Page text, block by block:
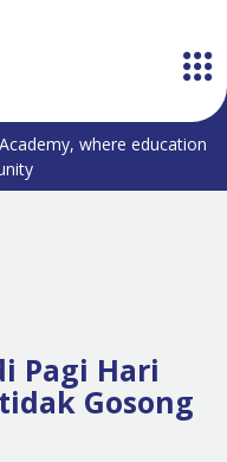
where education
Pagi Hari
Gosong